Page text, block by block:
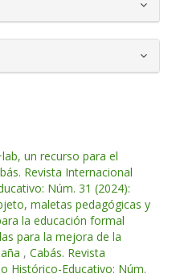
un recurso para el
Revista Internacional
Núm. 31 (2024):
maletas pedagógicas y
la educación formal
para la mejora de la
, Cabás. Revista
Histórico-Educativo: Núm.